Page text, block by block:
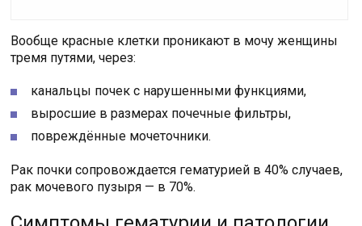
Вообще красные клетки проникают в мочу женщины
тремя путями, через:
канальцы почек с нарушенными функциями,
выросшие в размерах почечные фильтры,
повреждённые мочеточники.
Рак почки сопровождается гематурией в 40% случаев,
рак мочевого пузыря — в 70%.